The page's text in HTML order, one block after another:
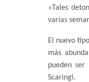
«Tales
varias
El nuevo
más
pueden
Scaringi.